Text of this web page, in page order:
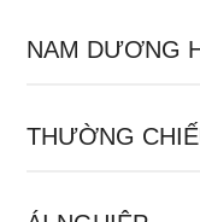
NAM DƯƠNG
THƯỜNG